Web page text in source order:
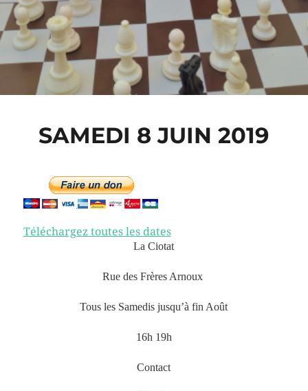
SAMEDI 8 JUIN 2019
Téléchargez toutes les dates
La Ciotat
Rue des Frères Arnoux
Tous les Samedis jusqu’à fin Août
16h 19h
Contact